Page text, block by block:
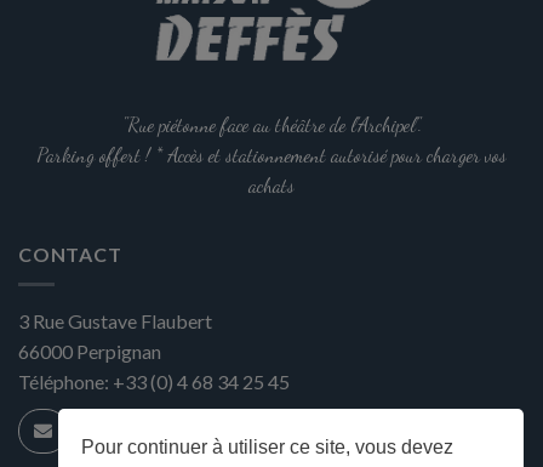
Pour continuer à utiliser ce site, vous devez
"Rue piétonne face au théâtre de l'Archipel".
Parking offert ! * Accès et stationnement autorisé pour charger vos
achats
CONTACT
3 Rue Gustave Flaubert
66000 Perpignan
Téléphone: +33 (0) 4 68 34 25 45